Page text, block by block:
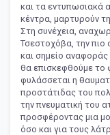
και τα εντυπωσιακά
κέντρα, μαρτυρούν
Στη συνέχεια,
Τσεστοχόβα, την πιο
και σημείο
θα επισκεφθούμε το
φυλάσσεται η
προστάτιδας του
την πνευματική του
προσφέροντας μια
όσο και για τους